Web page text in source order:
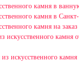
камня в
камня в Санкт-
камня на заказ
искусственного камня
искусственного камня